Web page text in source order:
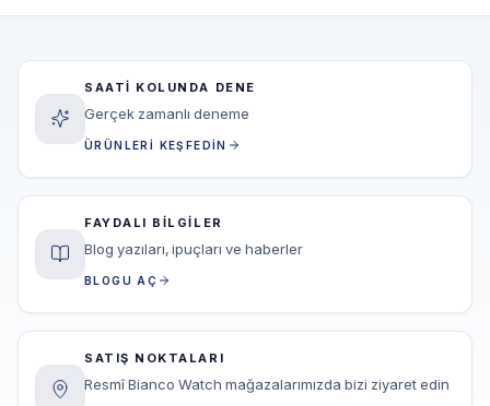
SAATI KOLUNDA DENE
Gerçek zamanlı deneme
ÜRÜNLERI KEŞFEDIN
FAYDALI BILGILER
Blog yazıları, ipuçları ve haberler
BLOGU AÇ
SATIŞ NOKTALARI
Resmî Bianco Watch mağazalarımızda bizi ziyaret edin